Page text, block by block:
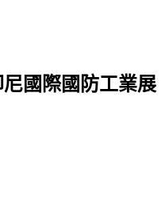
尼國際國防工業展